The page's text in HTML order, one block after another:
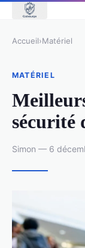
Accueil›Matériel
MATÉRIEL
sécurité
Simon — 6